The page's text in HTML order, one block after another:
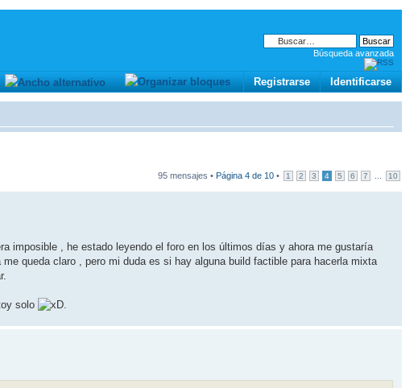
Búsqueda avanzada
Identificarse
Registrarse
95 mensajes • Página 4 de 10 • 1 2 3 4 5 6 7 10
imposible , he estado leyendo el foro en los últimos días y ahora me gustaría
queda claro , pero mi duda es si hay alguna build factible para hacerla mixta
solo .